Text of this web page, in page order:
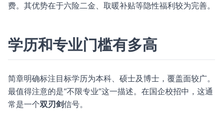
费。其优势在于六险二金、取暖补贴等隐性福利较为完善。
学历和专业门槛有多高
简章明确标注目标学历为本科、硕士及博士，覆盖面较广。
最值得注意的是“不限专业”这一描述。在国企校招中，这通
常是一个双刃剑信号。